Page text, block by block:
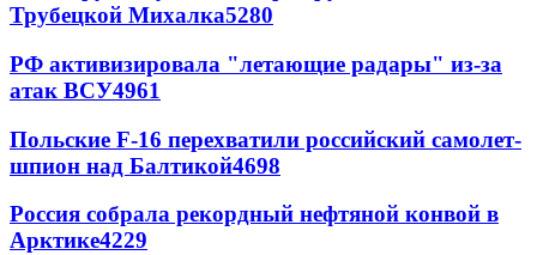
Трубецкой Михалка5280
РФ активизировала "летающие радары" из-за
атак ВСУ4961
Польские F-16 перехватили российский самолет-
шпион над Балтикой4698
Россия собрала рекордный нефтяной конвой в
Арктике4229